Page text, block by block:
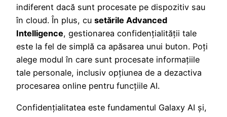
indiferent dacă sunt procesate pe dispozitiv sau
în cloud. În plus, cu setările Advanced
Intelligence, gestionarea confidențialității tale
este la fel de simplă ca apăsarea unui buton. Poți
alege modul în care sunt procesate informațiile
tale personale, inclusiv opțiunea de a dezactiva
procesarea online pentru funcțiile AI.
Confidențialitatea este fundamentul Galaxy AI și,